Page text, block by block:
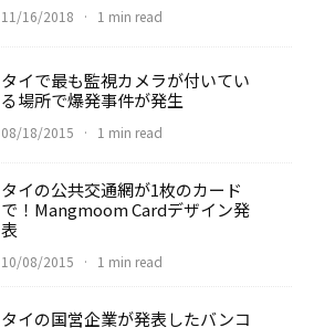
11/16/2018 · 1 min read
タイで最も監視カメラが付いてい
る場所で爆発事件が発生
08/18/2015 · 1 min read
タイの公共交通網が1枚のカード
で！Mangmoom Cardデザイン発
表
10/08/2015 · 1 min read
タイの国営企業が発表したバンコ